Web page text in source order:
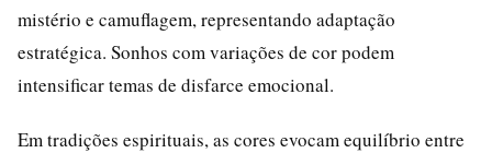
mistério e camuflagem, representando adaptação
estratégica. Sonhos com variações de cor podem
intensificar temas de disfarce emocional.
Em tradições espirituais, as cores evocam equilíbrio entre